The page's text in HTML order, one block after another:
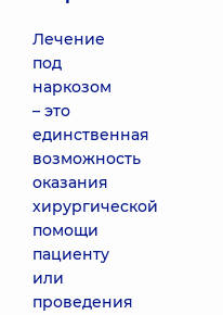
Лечение
под
наркозом
– это
единственная
возможность
оказания
хирургической
помощи
пациенту
или
проведения